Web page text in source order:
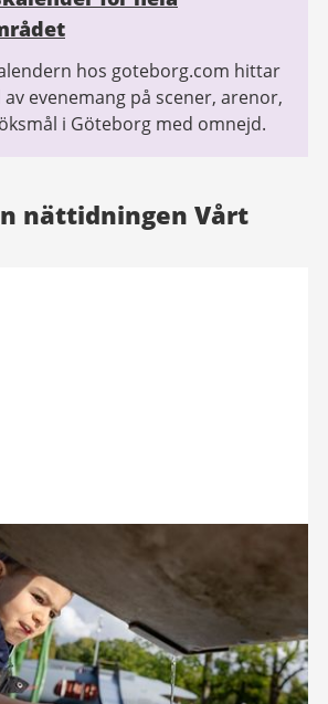
hos goteborg.com hittar
evenemang på scener, arenor,
i Göteborg med omnejd.
nättidningen Vårt